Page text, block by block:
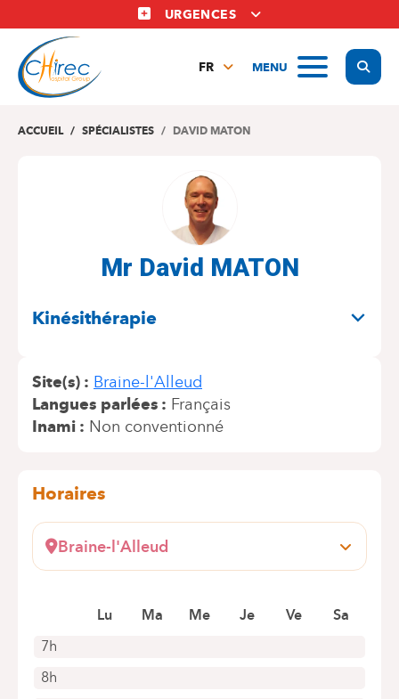
au
contenu
principal
URGENCES
MENU
FR
EN
ACCUEIL SPÉCIALISTES DAVID MATON
Mr David MATON
Kinésithérapie
Site(s)
Braine-l'Alleud
Langues parlées
Français
Inami
Non conventionné
Horaires
Braine-l'Alleud
Wayez, 35
+32 2 434 92 27
Rendez-vous uniquement par téléphone
7h
8h
Lu Ma Me Je Ve Sa